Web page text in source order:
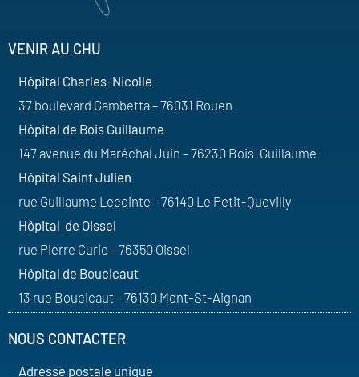
VENIR AU CHU
Hôpital Charles-Nicolle
37 boulevard Gambetta – 76031 Rouen
Hôpital de Bois Guillaume
147 avenue du Maréchal Juin – 76230 Bois-Guillaume
Hôpital Saint Julien
rue Guillaume Lecointe – 76140 Le Petit-Quevilly
Hôpital de Oissel
rue Pierre Curie – 76350 Oissel
Hôpital de Boucicaut
13 rue Boucicaut – 76130 Mont-St-Aignan
NOUS CONTACTER
Adresse postale unique